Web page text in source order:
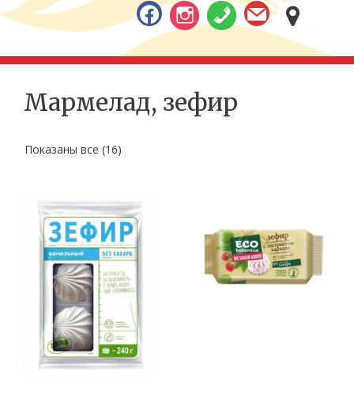
Мармелад, зефир
Показаны все (16)